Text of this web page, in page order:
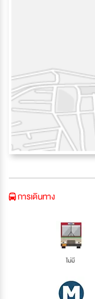
การเดินทาง
ไม่มี